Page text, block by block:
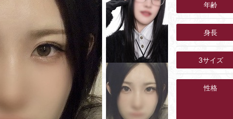
年齢
身長
3サイズ
性格